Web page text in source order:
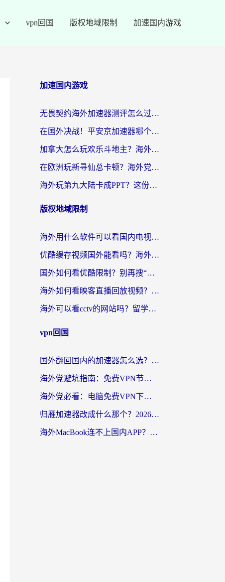
vpn回国 版权地域限制 加速国内游戏
加速国内游戏
无畏契约海外加速器测评怎么过？海外玩家亲测实用指南（附小众技巧）
在国外决战！平安京加速器哪个好用一点？老玩家亲测番茄加速器全解析
加拿大怎么玩欢乐斗地主？海外党国服游戏加速终极指南（附绝地求生未来之役300英雄实测）
在欧洲玩新寻仙总卡顿？海外党必看的国服游戏加速全攻略
海外玩第九大陆卡成PPT？这份网络加速指南帮你丝滑上分
版权地域限制
海外用什么软件可以看国内电视？留学生亲测有效的追剧自由指南
优酷缓存视频国外能看吗？海外党追剧看片的终极解决方案来了
国外如何看优酷限制？别再搜“在日本哪个软件可以看中国电视剧”，这篇教你搞定
海外如何看映客直播回放视频？这份攻略帮你搞定（附腾讯优酷观看技巧）
海外可以看cctv的网站吗？留学生亲测有效的回国追剧方案
vpn回国
国外翻回国内的加速器怎么选？海外党亲测实用指南，告别地域限制
海外党避坑指南：免费VPN节点真的靠谱吗？教你选对回国加速器无缝访问国内资源
海外党必看：电脑免费VPN下载指南+回国加速器选择全攻略，告别地区限制
归雁加速器改成什么那个？2026海外党回国加速全攻略：告别地区限制，轻松刷剧玩游戏
海外MacBook连不上国内APP？选对回国VPN，告别地区限制的烦恼